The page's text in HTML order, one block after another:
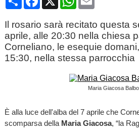
Il rosario sarà recitato questa
aprile, alle 20:30 nella chiesa
Corneliano, le esequie
15:30, nella stessa parrocchia
Maria Giacosa Balbo
È alla luce dell'alba del 7 aprile che
scomparsa della Maria Giacosa, “la